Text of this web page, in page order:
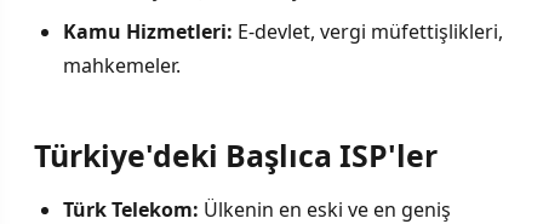
Kamu Hizmetleri: E-devlet, vergi müfettişlikleri,
mahkemeler.
Türkiye'deki Başlıca ISP'ler
Türk Telekom: Ülkenin en eski ve en geniş